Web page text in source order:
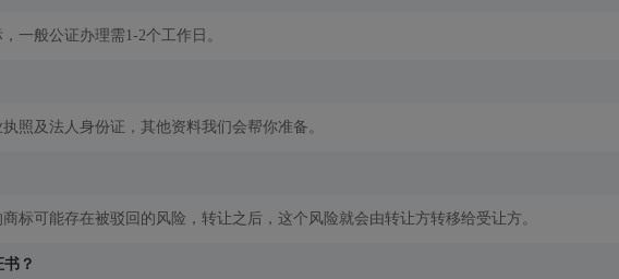
一般公证办理需1-2个工作日。
照及法人身份证，其他资料我们会帮你准备。
标可能存在被驳回的风险，转让之后，这个风险就会由转让方转移给受让方。
？